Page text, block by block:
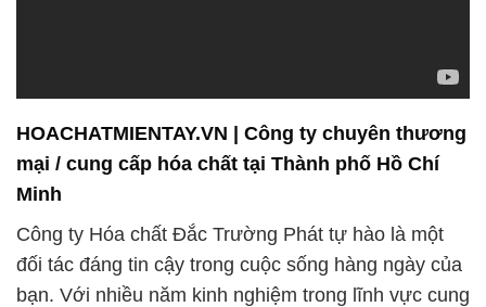
HOACHATMIENTAY.VN | Công ty chuyên thương
mại / cung cấp hóa chất tại Thành phố Hồ Chí
Minh
Công ty Hóa chất Đắc Trường Phát tự hào là một
đối tác đáng tin cậy trong cuộc sống hàng ngày của
bạn. Với nhiều năm kinh nghiệm trong lĩnh vực cung